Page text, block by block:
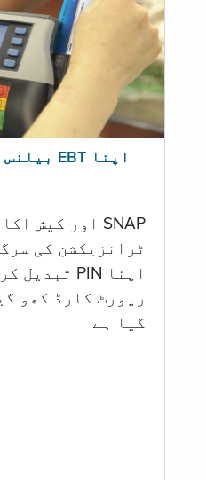
اپنا EBT بیلنس چیک کریں
SNAP اور کیش اکاؤنٹ
ٹرانزیکشن کی
اپنا PIN تبدیل کرنا
رپورٹ کارڈ کھو
گيا ہے